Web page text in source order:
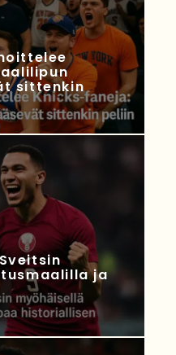
sittenkin
ja